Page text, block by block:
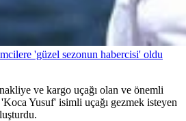
'güzel sezonun habercisi' oldu
ve kargo uçağı olan ve önemli
Yusuf' isimli uçağı gezmek isteyen